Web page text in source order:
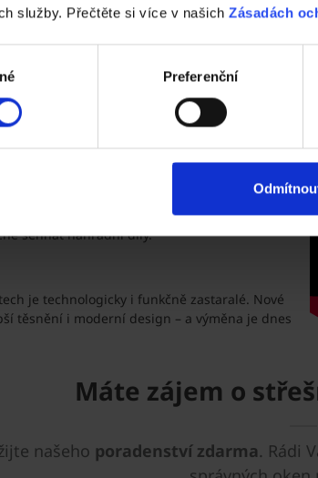
služby. Přečtěte si více v našich Zásadách
Preferenční
Starší okna často ztrácí izolační
náklady na vytápění.
těsnění mezi vrstvami skla. Takové okno už
zasklení nebo celého okna.
napevno? Mechanické části se
sehnat náhradní díly.
je technologicky i funkčně zastaralé. Nové
těsnění i moderní design – a výměna je dnes
Máte zájem o
našeho poradenství zdarma. Rádi